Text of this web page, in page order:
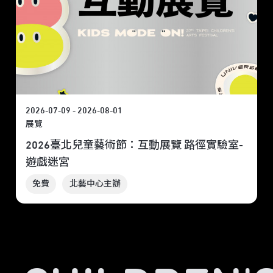
2026-07-09 - 2026-08-01
展覽
2026臺北兒童藝術節：互動展覽 路徑實驗室-
遊戲迷宮
免費 北藝中心主辦